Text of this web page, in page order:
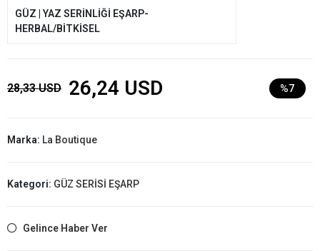
GÜZ | YAZ SERİNLİĞİ EŞARP-
HERBAL/BİTKİSEL
28,33 USD 26,24 USD %7
Marka: La Boutique
Kategori: GÜZ SERİSİ EŞARP
Gelince Haber Ver